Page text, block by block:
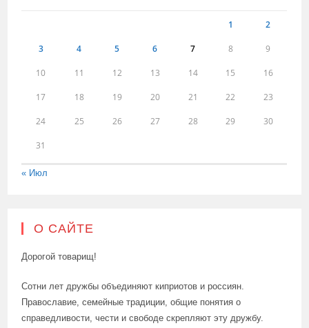
1 2
3 4 5 6 7 8 9
10 11 12 13 14 15 16
17 18 19 20 21 22 23
24 25 26 27 28 29 30
31
« Июл
О САЙТЕ
Дорогой товарищ!
Сотни лет дружбы объединяют киприотов и россиян.
Православие, семейные традиции, общие понятия о
справедливости, чести и свободе скрепляют эту дружбу.